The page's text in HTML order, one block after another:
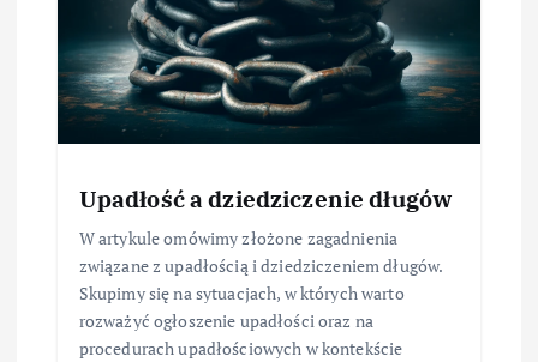
Upadłość a dziedziczenie długów
W artykule omówimy złożone zagadnienia
związane z upadłością i dziedziczeniem długów.
Skupimy się na sytuacjach, w których warto
rozważyć ogłoszenie upadłości oraz na
procedurach upadłościowych w kontekście